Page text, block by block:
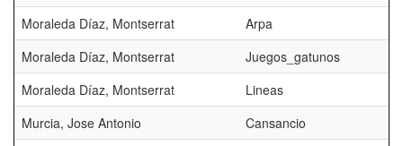
Moraleda Díaz, Montserrat
Arpa
Moraleda Díaz, Montserrat
Juegos_gatunos
Moraleda Díaz, Montserrat
Lineas
Murcia, Jose Antonio
Cansancio